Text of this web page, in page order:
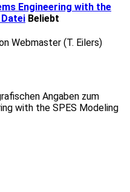
Engineering with the
Beliebt
Webmaster (T. Eilers)
Angaben zum
with the SPES Modeling